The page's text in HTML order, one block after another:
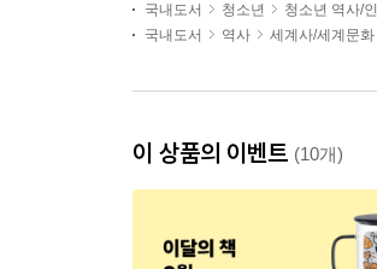
국내도서
청소년
청소년 역사/
국내도서
역사 세계사/세계문화
이 상품의 이벤트 (10개)